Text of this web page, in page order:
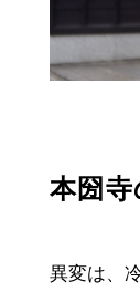
本圀寺
異変は、